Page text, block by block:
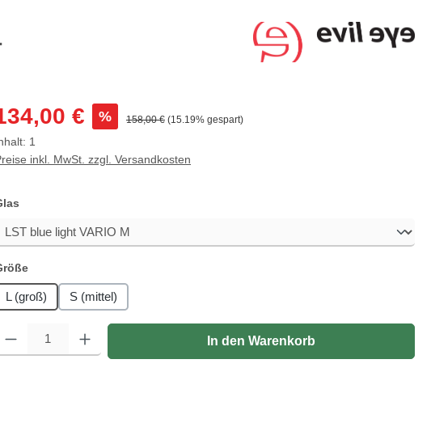
€ % Regulärer Preis:
158,00 € (15.19% gespart)
1
inkl. MwSt. zzgl. Versandkosten
auswählen
L (groß) S (mittel)
Produkt Anzahl: Gib den gewünschten Wert ein oder benutze die Schaltflächen um
In den Warenkorb